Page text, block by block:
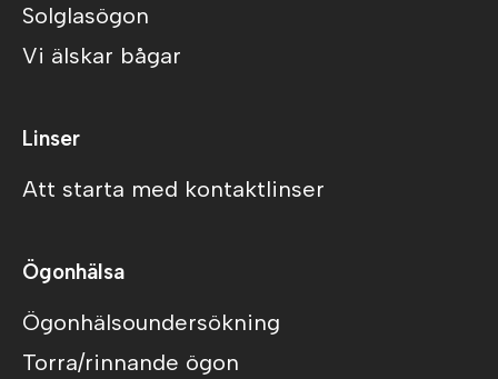
Solglasögon
Vi älskar bågar
Linser
Att starta med kontaktlinser
Ögonhälsa
Ögonhälsoundersökning
Torra/rinnande ögon